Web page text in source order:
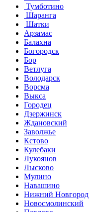
Тумботино
Шаранга
Шатки
Арзамас
Балахна
Богородск
Бор
Ветлуга
Володарск
Ворсма
Выкса
Городец
Дзержинск
Ждановский
Заволжье
Кстово
Кулебаки
Лукоянов
Лысково
Мулино
Навашино
Нижний Новгород
Новосмолинский